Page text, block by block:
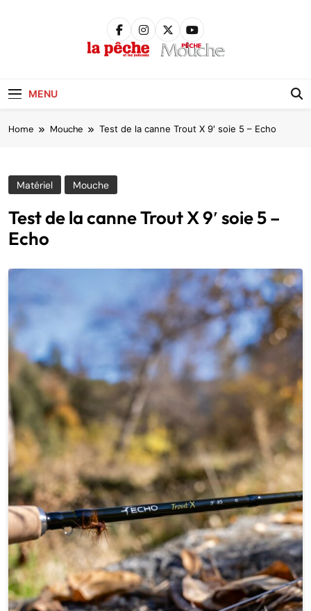
MENU
Home Mouche Test de la canne Trout X 9′ soie 5 – Echo
Matériel Mouche
Test de la canne Trout X 9′ soie 5 –
Echo